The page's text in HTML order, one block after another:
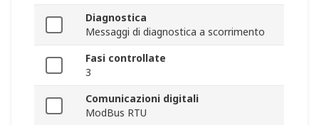
Diagnostica
Messaggi di diagnostica a scorrimento
Fasi controllate
3
Comunicazioni digitali
ModBus RTU